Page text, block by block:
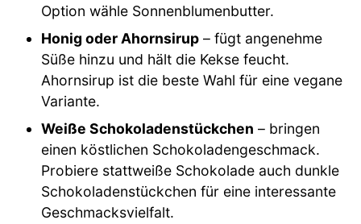
Option wähle Sonnenblumenbutter.
Honig oder Ahornsirup – fügt angenehme
Süße hinzu und hält die Kekse feucht.
Ahornsirup ist die beste Wahl für eine vegane
Variante.
Weiße Schokoladenstückchen – bringen
einen köstlichen Schokoladengeschmack.
Probiere stattweiße Schokolade auch dunkle
Schokoladenstückchen für eine interessante
Geschmacksvielfalt.